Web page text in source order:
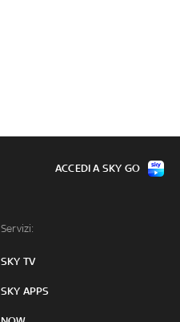
Servizi:
SKY TV
SKY APPS
ACCEDI A SKY GO